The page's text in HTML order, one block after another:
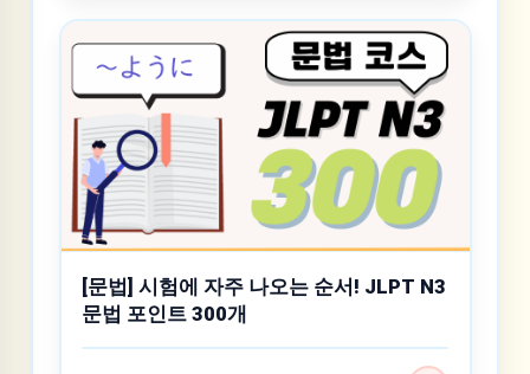
[문법] 시험에 자주 나오는 순서! JLPT N3
문법 포인트 300개